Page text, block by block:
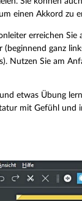
einen Akkord zu
erreichen Sie
ganz
Nutzen Sie am
etwas Übung
mit Gefühl und